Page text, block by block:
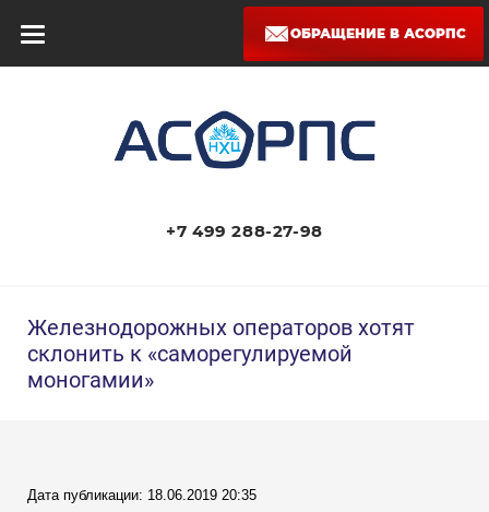
ОБРАЩЕНИЕ В АСОРПС
+7 499 288-27-98
Железнодорожных операторов хотят
склонить к «саморегулируемой
моногамии»
Дата публикации: 18.06.2019 20:35